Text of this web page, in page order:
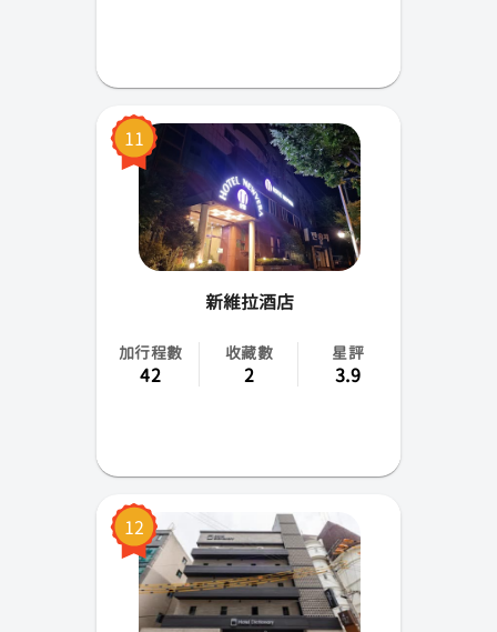
11
新維拉酒店
加行程數
42
收藏數
2
星評
3.9
12